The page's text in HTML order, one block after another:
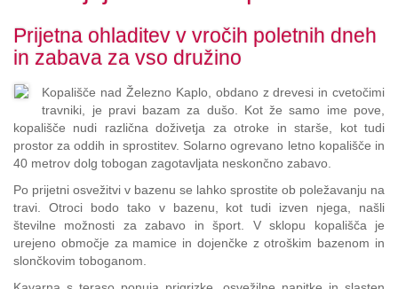
Zum
Inhalt
Accesskey
Zur
Kontaktseite
springen,
Accesskey
Zur
Sitemap
springen,
zurück
Prijetna ohladitev v vročih poletnih dneh
in zabava za vso družino
Kopališče nad Železno Kaplo, obdano z drevesi in cvetočimi
travniki, je pravi bazam za dušo. Kot že samo ime pove,
kopališče nudi različna doživetja za otroke in starše, kot tudi
prostor za oddih in sprostitev. Solarno ogrevano letno kopališče in
40 metrov dolg tobogan zagotavljata neskončno zabavo.
Po prijetni osvežitvi v bazenu se lahko sprostite ob poležavanju na
travi. Otroci bodo tako v bazenu, kot tudi izven njega, našli
številne možnosti za zabavo in šport. V sklopu kopališča je
urejeno območje za mamice in dojenčke z otroškim bazenom in
slončkovim toboganom.